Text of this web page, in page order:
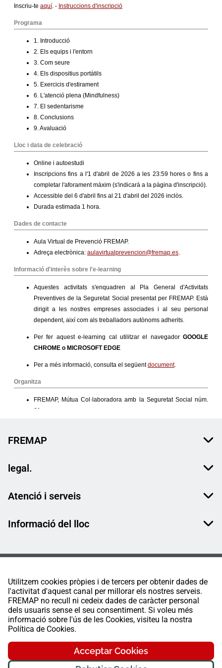
Utilitzem cookies pròpies i de tercers per obtenir dades de
l'activitat d'aquest canal per millorar els nostres serveis.
FREMAP no recull ni cedeix dades de caràcter personal
dels usuaris sense el seu consentiment. Si voleu més
informació sobre l'ús de les Cookies, visiteu la nostra
Política de Cookies.
Acceptar Cookies
FREMAP
legal.
Atenció i serveis
Informació del lloc